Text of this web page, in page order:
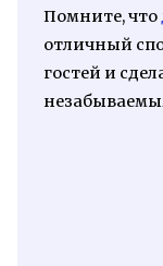
Помните, что
отличный
гостей и